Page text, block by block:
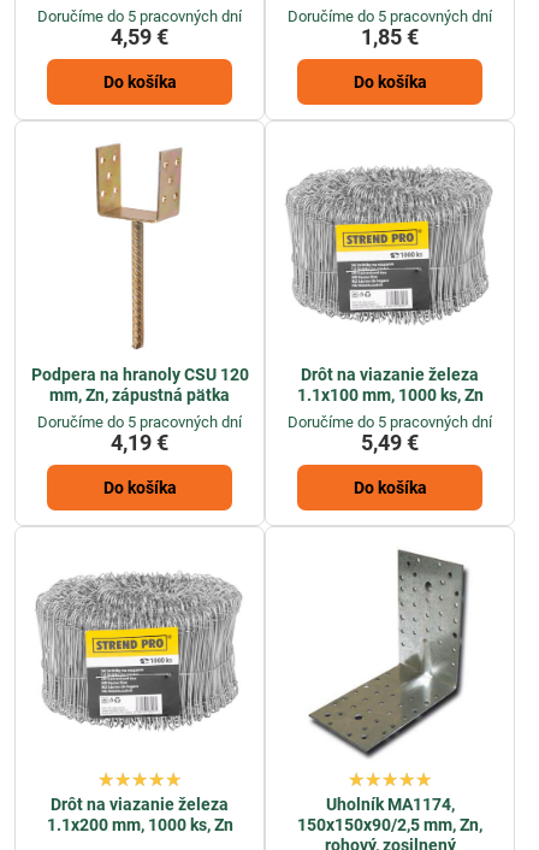
Doručíme do 5 pracovných dní
4,59 €
Do košíka
Doručíme do 5 pracovných dní
1,85 €
Do košíka
Podpera na hranoly CSU 120
mm, Zn, zápustná pätka
Doručíme do 5 pracovných dní
4,19 €
Do košíka
Drôt na viazanie železa
1.1x100 mm, 1000 ks, Zn
Doručíme do 5 pracovných dní
5,49 €
Do košíka
Drôt na viazanie železa
1.1x200 mm, 1000 ks, Zn
Uholník MA1174,
150x150x90/2,5 mm, Zn,
rohový, zosilnený